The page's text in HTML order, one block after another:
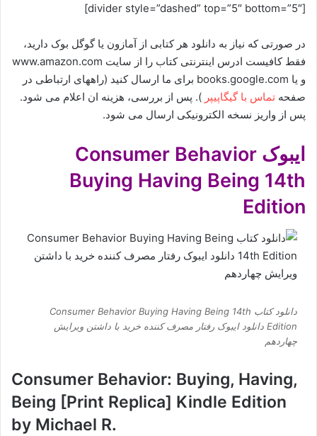
[divider style=”dashed” top=”5″ bottom=”5″]
در صورتی که نیاز به دانلود هر کتابی از آمازون یا گوگل بوک دارید،
فقط کافیست ادرس اینترنتی کتاب را از سایت www.amazon.com
و یا books.google.com برای ما ارسال کنید (راههای ارتباطی در
صفحه تماس با گیگاپیپر ). پس از بررسی، هزینه ان اعلام می شود.
پس از واریز نسخه الکترونیکی ارسال می شود.
ایبوک Consumer Behavior
Buying Having Being 14th
Edition
دانلود کتاب Consumer Behavior Buying Having Being 14th
Edition دانلود ایبوک رفتار مصرف کننده خرید با داشتن ویرایش
چهاردهم
Consumer Behavior: Buying, Having,
Being [Print Replica] Kindle Edition
by Michael R.